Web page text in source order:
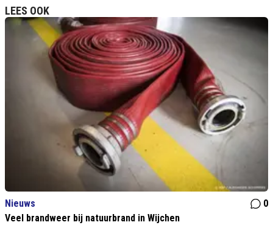
LEES OOK
Nieuws
0
Veel brandweer bij natuurbrand in Wijchen